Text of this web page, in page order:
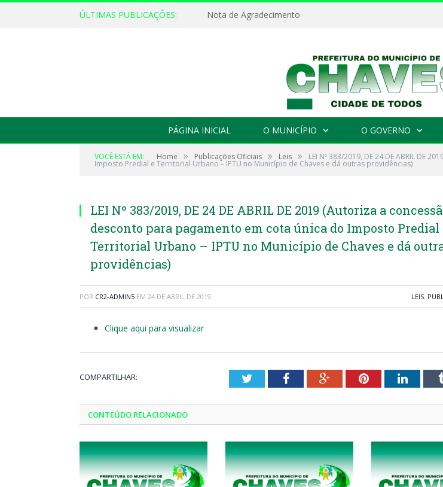
ÚLTIMAS PUBLICAÇÕES: Nota de Agradecimento
PÁGINA INICIAL O MUNICÍPIO O GOVERNO
VOCÊ ESTÁ EM: Home » Publicações Oficiais » Leis » LEI Nº 383/2019, DE 24 DE ABRIL DE
Imposto Predial e Territorial Urbano – IPTU no Município de Chaves e dá outras providências)
LEI Nº 383/2019, DE 24 DE ABRIL DE 2019 (Autoriza a
desconto para pagamento em cota única do Imposto Predial
Territorial Urbano – IPTU no Município de Chaves e dá
providências)
POR CR2-ADMIN5 EM 24 DE ABRIL DE 2019 LEIS,
Clique aqui para visualizar
COMPARTILHAR: TwitterFacebookGoogle+Pinterest
CONTEÚDO RELACIONADO